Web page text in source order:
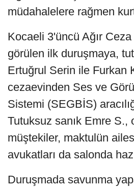
müdahalelere rağmen
Kocaeli 3'üncü Ağır
görülen ilk duruşmaya,
Ertuğrul Serin ile Furkan
cezaevinden Ses ve
Sistemi (SEGBİS)
Tutuksuz sanık Emre S.,
müştekiler, maktulün
avukatları da salonda
Duruşmada savunma